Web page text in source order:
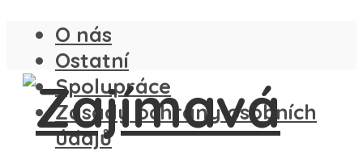
O nás
Ostatní
Spolupráce
Zásady ochrany osobních
údajů